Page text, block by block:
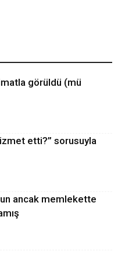
görüldü (mü
etti?” sorusuyla
ancak memlekette